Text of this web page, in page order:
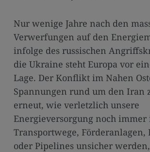
links
Nur wenige Jahre nach den
Verwerfungen auf den
infolge des russischen
die Ukraine steht Europa vor
Lage. Der Konflikt im Nahen
Spannungen rund um den Iran
erneut, wie verletzlich unsere
Energieversorgung noch immer
Transportwege, Förderanlagen,
oder Pipelines unsicher